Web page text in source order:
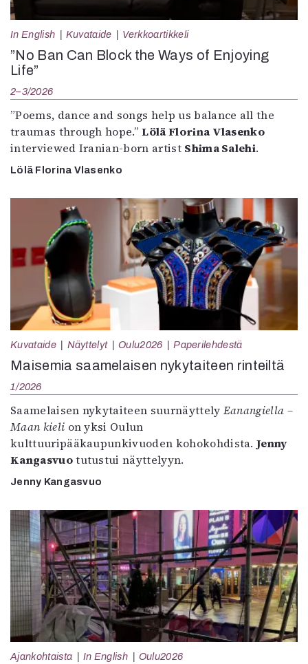
In English Kuvataide Verkkoartikkeli
”No Ban Can Block the Ways of Enjoying
Life”
2–3/2026
”Poems, dance and songs help us balance all the
traumas through hope.”Lölä Florina Vlasenko
interviewed Iranian-born artist Shima Salehi.
Lölä Florina Vlasenko
Kuvataide Näyttelyt Oulu2026 Paperilehdestä
Maisemia saamelaisen nykytaiteen rinteiltä
1/2026
Saamelaisen nykytaiteen suurnäyttely Eanangiella –
Maan kieli on yksi Oulun
kulttuuripääkaupunkivuoden kohokohdista.Jenny
Kangasvuotutustui näyttelyyn.
Jenny Kangasvuo
Ajankohtaista In English Oulu2026